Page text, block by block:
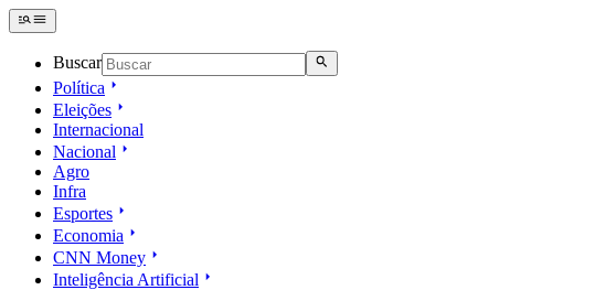
Buscar
Política
Eleições
Internacional
Nacional
Agro
Infra
Esportes
Economia
CNN Money
Inteligência Artificial